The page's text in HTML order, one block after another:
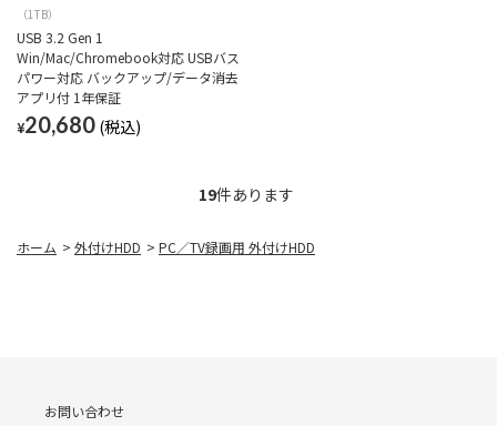
（1TB）
USB 3.2 Gen 1
Win/Mac/Chromebook対応 USBバス
パワー対応 バックアップ/データ消去
アプリ付 1年保証
¥20,680
19件あります
ホーム > 外付けHDD > PC／TV録画用 外付けHDD
お問い合わせ